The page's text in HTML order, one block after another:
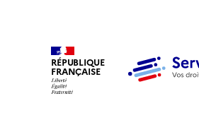
RÉPUBLIQUE
FRANÇAISE